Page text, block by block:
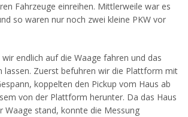
Fahrzeuge einreihen. Mittlerweile war es
so waren nur noch zwei kleine PKW vor
endlich auf die Waage fahren und das
lassen. Zuerst befuhren wir die Plattform mit
koppelten den Pickup vom Haus ab
von der Plattform herunter. Da das Haus
Waage stand, konnte die Messung